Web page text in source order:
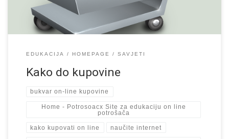
EDUKACIJA HOMEPAGE SAVJETI
Kako do kupovine
bukvar on-line kupovine
Home - Potrosoacx Site za edukaciju on line
potrošača
kako kupovati on line naučite internet